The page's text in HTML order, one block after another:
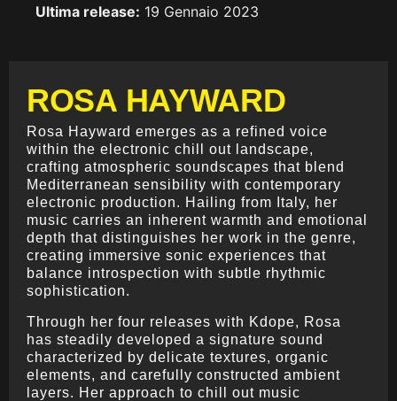
Ultima release: 19 Gennaio 2023
ROSA HAYWARD
Rosa Hayward emerges as a refined voice
within the electronic chill out landscape,
crafting atmospheric soundscapes that blend
Mediterranean sensibility with contemporary
electronic production. Hailing from Italy, her
music carries an inherent warmth and emotional
depth that distinguishes her work in the genre,
creating immersive sonic experiences that
balance introspection with subtle rhythmic
sophistication.
Through her four releases with Kdope, Rosa
has steadily developed a signature sound
characterized by delicate textures, organic
elements, and carefully constructed ambient
layers. Her approach to chill out music